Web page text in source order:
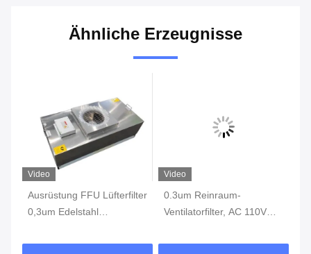
Ähnliche Erzeugnisse
Video
Ausrüstung FFU Lüfterfilter
0,3um Edelstahl
Video
0.3um Reinraum-
Ventilatorfilter, AC 110V
Ventilatorfilter